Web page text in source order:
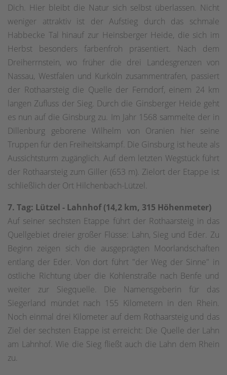
Dich. Hier bleibt die Natur sich selbst überlassen. Nicht
weniger attraktiv ist der Aufstieg durch das schmale
Habbecke Tal hinauf zur Heinsberger Heide, die sich im
Herbst besonders farbenfroh präsentiert. Nach dem
Dreiherrnstein, wo früher die drei Landesgrenzen von
Nassau, Westfalen und Kurköln zusammentrafen, passiert
der Rothaarsteig die Quelle der Ferndorf, einem 24 km
langen Zufluss der Sieg. Durch die Ginsberger Heide geht
es nun auf die Ginsburg zu. Im Jahr 1568 sammelte der in
Dillenburg geborene Wilhelm von Oranien hier seine
Truppen für den Freiheitskampf. Die Ginsburg ist heute als
Aussichtsturm zugänglich. Auf dem letzten Wegstück führt
der Rothaarsteig zum Giller (653 m). Zielort der Etappe ist
schließlich der Ort Hilchenbach-Lützel.
7. Tag: Lützel - Lahnhof (14,2 km, 315 Höhenmeter)
Auf seiner sechsten Etappe führt der Rothaarsteig in das
Quellgebiet dreier großer Flüsse: Lahn, Sieg und Eder. Zu
Beginn zeigen sich die ausgeprägten Moorlandschaften
entlang der Eder. Von dort führt "der Weg der Sinne" in
östliche Richtung über die Kohlenstraße nach Benfe und
weiter zur Siegquelle. Die Namensgeberin für das
Siegerland mündet nach 155 Kilometern in den Rhein.
Noch einmal drei Kilometer auf dem Rothaarsteig und das
Ziel der sechsten Etappe ist erreicht: Die Quelle der Lahn
am Lahnhof. Wie die Sieg fließt auch die Lahn dem Rhein
zu.